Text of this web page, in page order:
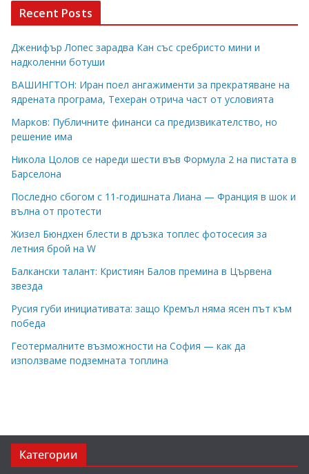
Recent Posts
Дженифър Лопес зарадва Кан със сребристо мини и
надколенни ботуши
ВАШИНГТОН: Иран поел ангажименти за прекратяване на
ядрената програма, Техеран отрича част от условията
Марков: Публичните финанси са предизвикателство, но
решение има
Никола Цолов се нареди шести във Формула 2 на пистата в
Барселона
Последно сбогом с 11-годишната Лиана — Франция в шок и
вълна от протести
Жизел Бюндхен блести в дръзка топлес фотосесия за
летния брой на W
Балкански талант: Кристиян Балов премина в Цървена
звезда
Русия губи инициативата: защо Кремъл няма ясен път към
победа
Геотермалните възможности на София — как да
използваме подземната топлина
Категории